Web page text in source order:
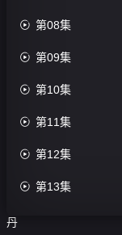
演：
胡
丹
 第08集
 第09集
 第10集
 第11集
 第12集
 第13集